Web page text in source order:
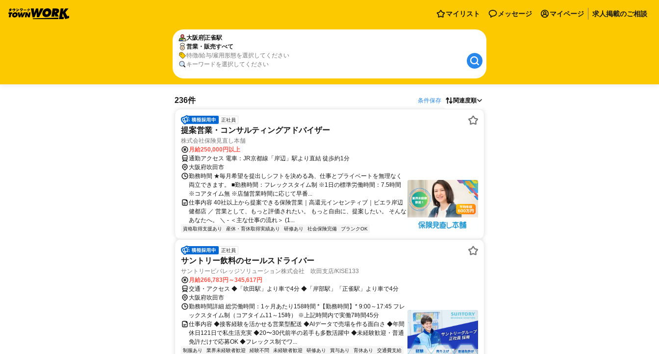
マイリスト メッセージ マイページ 求人掲載のご相談
大阪府正雀駅
営業・販売すべて
特徴/給与/雇用形態を選択してください
キーワードを選択してください
236件 条件保存 関連度順
正社員
提案営業・コンサルティングアドバイザー
株式会社保険見直し本舗
月給250,000円以上
通勤アクセス 電車：JR京都線「岸辺」駅より直結 徒歩約1分
大阪府吹田市
勤務時間 ★毎月希望を提出しシフトを決める為、仕事とプライベートを無理なく
両立できます。 ■勤務時間：フレックスタイム制 ※1日の標準労働時間：7.5時間
※コアタイム無 ※店舗営業時間に応じて早番...
仕事内容 40社以上から提案できる保険営業｜高還元インセンティブ｜ビエラ岸辺
健都店 ／ 営業として、もっと評価されたい。 もっと自由に、提案したい。 そんな
あなたへ。 ＼ - ＜主な仕事の流れ＞ (1...
資格取得支援あり 産休・育休取得実績あり 研修あり 社会保険完備 ブランクOK
正社員
サントリー飲料のセールスドライバー
サントリービバレッジソリューション株式会社 吹田支店/KISE133
月給266,783円～345,617円
交通・アクセス ◆「吹田駅」より車で4分 ◆「岸部駅」「正雀駅」より車で4分
大阪府吹田市
勤務時間詳細 総労働時間：1ヶ月あたり158時間 *【勤務時間】* 9:00～17:45 フレ
ックスタイム制（コアタイム11～15時） ※上記時間内で実働7時間45分
仕事内容 ◆接客経験を活かせる営業型配送 ◆AIデータで売場を作る面白さ ◆年間
休日121日で私生活充実 ◆20〜30代前半の若手も多数活躍中 ◆未経験歓迎・普通
免許だけで応募OK ◆フレックス制でワ...
制服あり 業界未経験者歓迎 経験不問 未経験者歓迎 研修あり 賞与あり 育休あり
交通費支給